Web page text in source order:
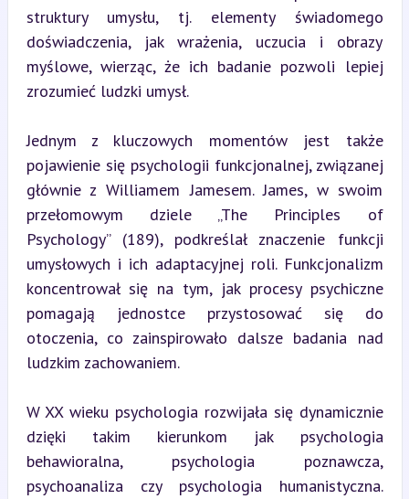
struktury umysłu, tj. elementy świadomego
doświadczenia, jak wrażenia, uczucia i obrazy
myślowe, wierząc, że ich badanie pozwoli lepiej
zrozumieć ludzki umysł.
Jednym z kluczowych momentów jest także
pojawienie się psychologii funkcjonalnej, związanej
głównie z Williamem Jamesem. James, w swoim
przełomowym dziele „The Principles of
Psychology” (189), podkreślał znaczenie funkcji
umysłowych i ich adaptacyjnej roli. Funkcjonalizm
koncentrował się na tym, jak procesy psychiczne
pomagają jednostce przystosować się do
otoczenia, co zainspirowało dalsze badania nad
ludzkim zachowaniem.
W XX wieku psychologia rozwijała się dynamicznie
dzięki takim kierunkom jak psychologia
behawioralna, psychologia poznawcza,
psychoanaliza czy psychologia humanistyczna.